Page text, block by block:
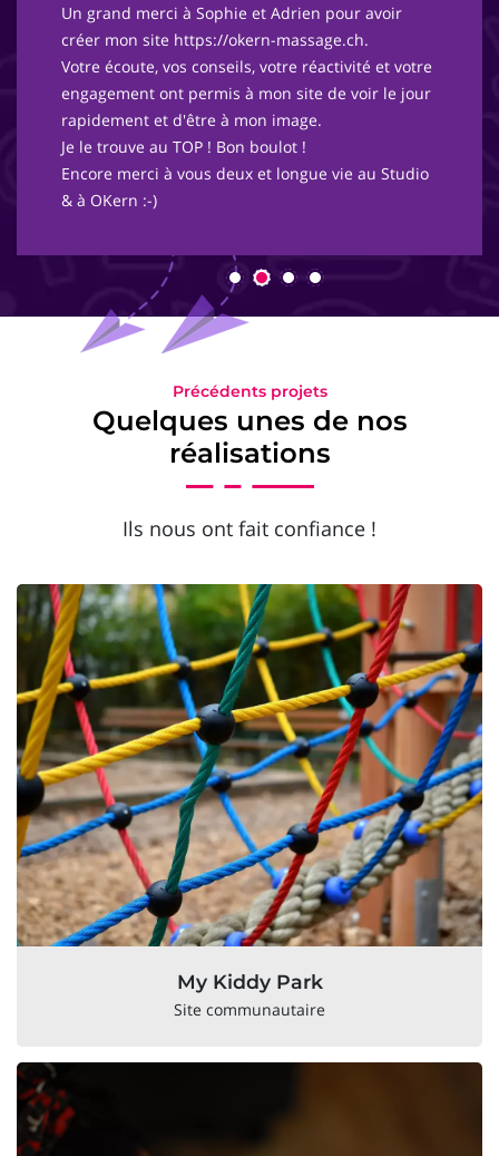
Un grand merci à Sophie et Adrien pour avoir
créer mon site https://okern-massage.ch.
Votre écoute, vos conseils, votre réactivité et votre
engagement ont permis à mon site de voir le jour
rapidement et d'être à mon image.
Je le trouve au TOP ! Bon boulot !
Encore merci à vous deux et longue vie au Studio
& à OKern :-)
Précédents projets
Quelques unes de nos
réalisations
Ils nous ont fait confiance !
My Kiddy Park
Site communautaire